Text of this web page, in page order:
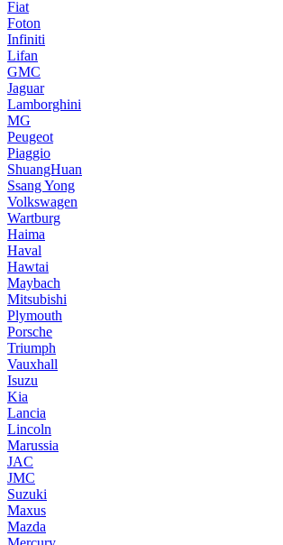
Fiat
Foton
Infiniti
Lifan
GMC
Jaguar
Lamborghini
MG
Peugeot
Piaggio
ShuangHuan
Ssang Yong
Volkswagen
Wartburg
Haima
Haval
Hawtai
Maybach
Mitsubishi
Plymouth
Porsche
Triumph
Vauxhall
Isuzu
Kia
Lancia
Lincoln
Marussia
JAC
JMC
Suzuki
Maxus
Mazda